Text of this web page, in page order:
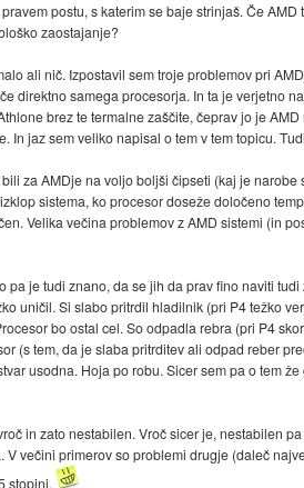
postu, s katerim se baje strinjaš. Če
zaostajanje?
ali nič. Izpostavil sem troje problemov pri
direktno samega procesorja. In ta je verjetno
brez te termalne zaščite, čeprav jo je
In jaz sem veliko napisal o tem v tem topicu.
za AMDje na voljo boljši čipseti (kaj je
sistema, ko procesor doseže določeno
Velika večina problemov z AMD sistemi (in
pa je tudi znano, da se jih da prav fino naviti
uničil. Si slabo pritrdil hladilnik (pri P4 težko
bo ostal cel. So odpadla rebra (pri P4
(s tem, da je slaba pritrditev ali odpad reber
usodna. Hoja po robu. Sicer sem pa o tem
in zato nestabilen. Vroč sicer je, nestabilen
večini primerov so problemi drugje (daleč
stopinj.